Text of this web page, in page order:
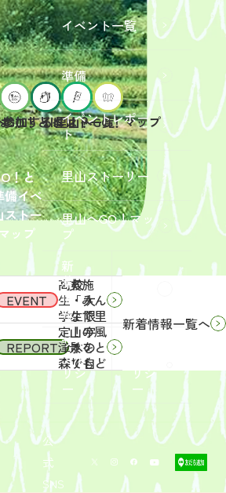
！と
備イベ
ストー
ップ
イベント一覧
準備
イベントレポー
ト
里山ストーリー
里山へGO！マッ
プ
新
着
情
報
サイ
トポ
リシ
ー
リシ
ー
公
式
SNS
GO！とは
参加するには？
イベント一覧
里山へGO！マップ
EVENT
2026年9
月19日
（土）
開催
「【東
京ポイ
ント対
象】中
学生・
高校
生・大
学生限
定！宇
津木の
森で自
然体
験！」
募集を
開始し
まし
REPORT
2026年
6月13
（土）
実施
「みん
なで里
山の風
景をと
りもど
そ
う！」
活動レ
ポート
を掲載
しまし
た。
新着情報一覧へ